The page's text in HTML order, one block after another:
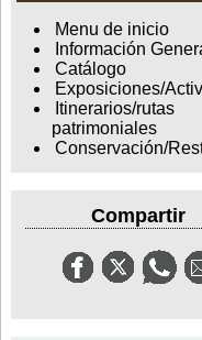
Menu de inicio
Información
Catálogo
Exposiciones/
Itinerarios/rutas
patrimoniales
Conservación/
Compartir